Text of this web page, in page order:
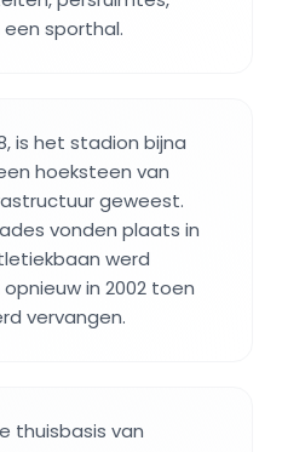
sporthal.
is het stadion bijna
hoeksteen van
geweest.
vonden plaats in
werd
in 2002 toen
vervangen.
thuisbasis van